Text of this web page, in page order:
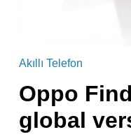
Akıllı Telefon
Oppo
global